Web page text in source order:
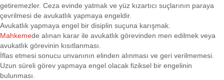
getiremezler. Ceza evinde yatmak ve yüz kızartıcı suçlarının paraya
çevrilmesi de avukatlık yapmaya engeldir.
Avukatlık yapmaya engel bir disiplin suçuna karışmak.
Mahkemede alınan karar ile avukatlık görevinden men edilmek veya
avukatlık görevinin kısıtlanması.
İflas etmesi sonucu unvanının elinden alınması ve geri verilmemesi.
Uzun süreli görev yapmaya engel olacak fiziksel bir engelinin
bulunması.